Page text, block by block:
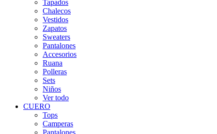
Tapados
Chalecos
Vestidos
Zapatos
Sweaters
Pantalones
Accesorios
Ruana
Polleras
Sets
Niños
Ver todo
CUERO
Tops
Camperas
Pantalones